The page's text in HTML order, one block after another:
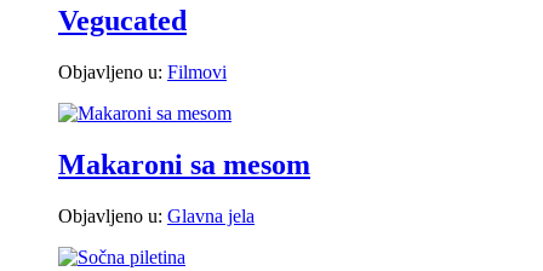
Vegucated
Objavljeno u: Filmovi
Makaroni sa mesom
Objavljeno u: Glavna jela